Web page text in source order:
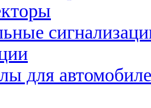
для